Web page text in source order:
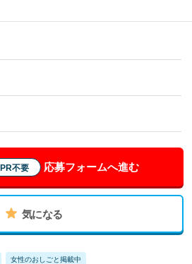
不要 応募フォームへ進む
気になる
女性のおしごと掲載中